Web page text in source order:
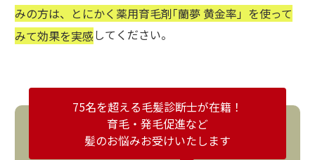
みの方は、とにかく薬用育毛剤｢蘭夢 黄金率」を使って
みて効果を実感してください。
75名を超える毛髪診断士が在籍！
育毛・発毛促進など
髪のお悩みお受けいたします